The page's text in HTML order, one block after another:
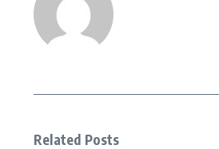
Related Posts